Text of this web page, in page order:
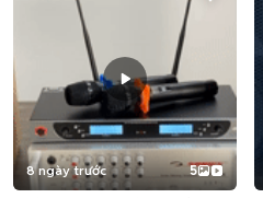
8 ngày trước 5